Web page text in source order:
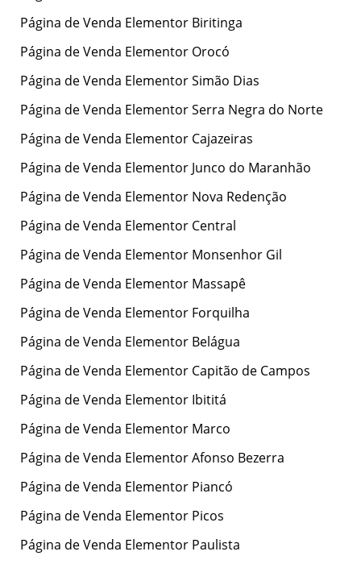
Página de Venda Elementor Biritinga
Página de Venda Elementor Orocó
Página de Venda Elementor Simão Dias
Página de Venda Elementor Serra Negra do Norte
Página de Venda Elementor Cajazeiras
Página de Venda Elementor Junco do Maranhão
Página de Venda Elementor Nova Redenção
Página de Venda Elementor Central
Página de Venda Elementor Monsenhor Gil
Página de Venda Elementor Massapê
Página de Venda Elementor Forquilha
Página de Venda Elementor Belágua
Página de Venda Elementor Capitão de Campos
Página de Venda Elementor Ibititá
Página de Venda Elementor Marco
Página de Venda Elementor Afonso Bezerra
Página de Venda Elementor Piancó
Página de Venda Elementor Picos
Página de Venda Elementor Paulista